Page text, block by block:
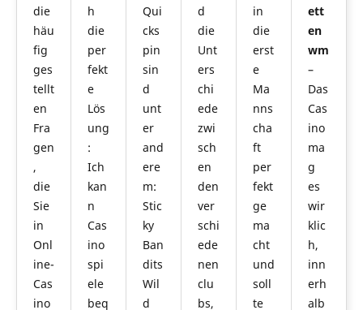
die
häu
fig
ges
tellt
en
Fra
gen
,
die
Sie
in
Onl
ine-
Cas
ino
h
die
per
fekt
e
Lös
ung
:
Ich
kan
n
Cas
ino
spi
ele
beq
Qui
cks
pin
sin
d
unt
er
and
ere
m:
Stic
ky
Ban
dits
Wil
d
d
die
Unt
ers
chi
ede
zwi
sch
en
den
ver
schi
ede
nen
clu
bs,
in
die
erst
e
Ma
nns
cha
ft
per
fekt
ge
ma
cht
und
soll
te
ett
en
wm
–
Das
Cas
ino
ma
g
es
wir
klic
h,
inn
erh
alb